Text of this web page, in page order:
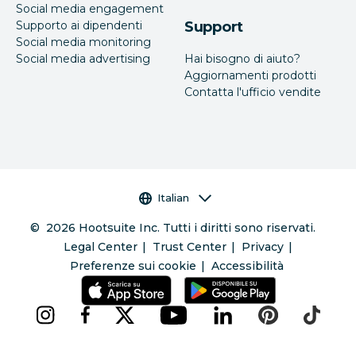
Social media engagement
Supporto ai dipendenti
Social media monitoring
Social media advertising
Support
Hai bisogno di aiuto?
Aggiornamenti prodotti
Contatta l'ufficio vendite
Selettore della lingua
Italian
© 2026 Hootsuite Inc. Tutti i diritti sono riservati.
Legal Center
Trust Center
Privacy
Preferenze sui cookie
Accessibilità